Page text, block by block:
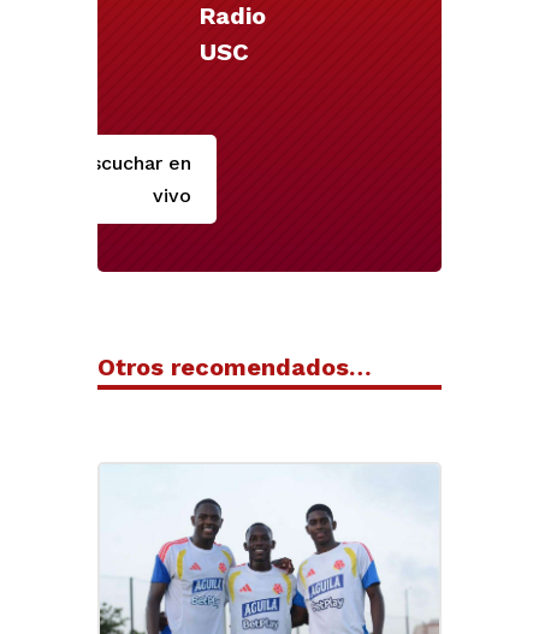
Radio
USC
Escuchar en
vivo
Otros recomendados…